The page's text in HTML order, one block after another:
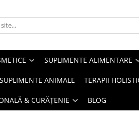
SUPLIMENTE ALIMENTARE
ANIMALE TERAPII
& CURĂȚENIE BLOG